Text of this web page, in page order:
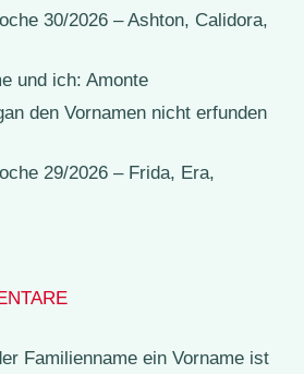
30/2026 – Ashton, Calidora,
und ich: Amonte
den Vornamen nicht erfunden
29/2026 – Frida, Era,
Familienname ein Vorname ist